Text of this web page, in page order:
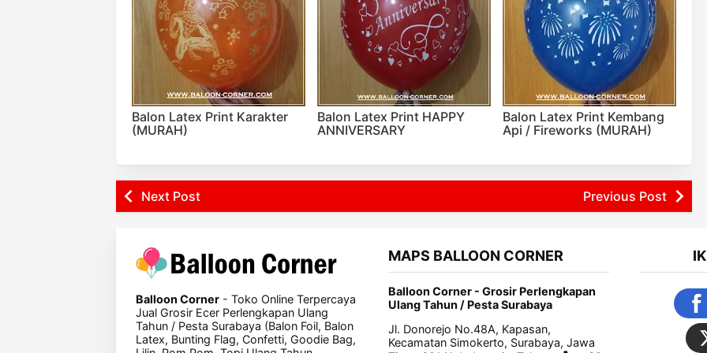
Balon Latex Print Karakter
(MURAH)
Balon Latex Print HAPPY
ANNIVERSARY
Balon Latex Print Kembang
Api / Fireworks (MURAH)
Next Post Previous Post
Balloon Corner - Toko Online Terpercaya
Jual Grosir Ecer Perlengkapan Ulang
Tahun / Pesta Surabaya (Balon Foil, Balon
Latex, Bunting Flag, Confetti, Goodie Bag,
MAPS BALLOON CORNER
Balloon Corner - Grosir Perlengkapan
Ulang Tahun / Pesta Surabaya
Jl. Donorejo No.48A, Kapasan,
Kecamatan Simokerto, Surabaya, Jawa